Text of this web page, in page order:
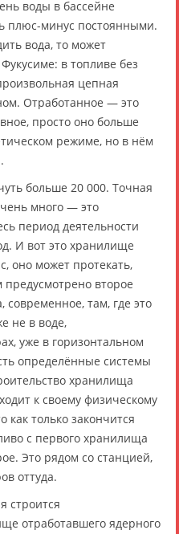
воды в бассейне
плюс-минус постоянными.
вода, то может
в топливе без
цепная
Отработанное — это
просто оно больше
режиме, но в нём
больше 20 000. Точная
много — это
период деятельности
И вот это хранилище
оно может протекать,
предусмотрено второе
современное, там, где это
не в воде,
уже в горизонтальном
определённые системы
хранилища
к своему физическому
только закончится
с первого хранилища
Это рядом со станцией,
оттуда.
строится
отработавшего ядерного